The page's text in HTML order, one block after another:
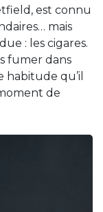
est connu
mais
: les cigares.
fumer dans
habitude qu’il
de